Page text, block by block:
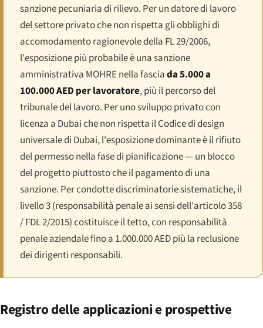
sanzione pecuniaria di rilievo. Per un datore di lavoro
del settore privato che non rispetta gli obblighi di
accomodamento ragionevole della FL 29/2006,
l'esposizione più probabile è una sanzione
amministrativa MOHRE nella fasciada 5.000 a
100.000 AED per lavoratore, più il percorso del
tribunale del lavoro. Per uno sviluppo privato con
licenza a Dubai che non rispetta il Codice di design
universale di Dubai, l'esposizione dominante è il rifiuto
del permesso nella fase di pianificazione — un blocco
del progetto piuttosto che il pagamento di una
sanzione. Per condotte discriminatorie sistematiche, il
livello 3 (responsabilità penale ai sensi dell'articolo 358
/ FDL 2/2015) costituisce il tetto, con responsabilità
penale aziendale fino a 1.000.000 AED più la reclusione
dei dirigenti responsabili.
Registro delle applicazioni e prospettive